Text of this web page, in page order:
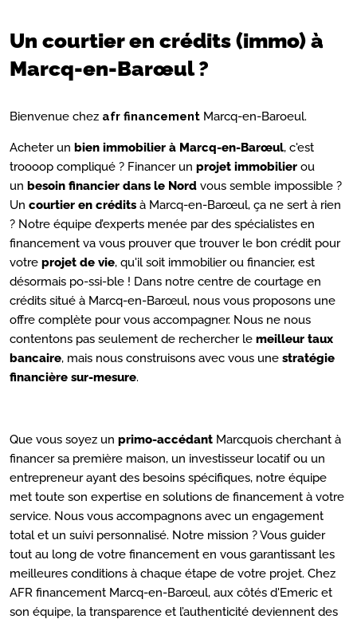
Un courtier en crédits (immo) à
Marcq-en-Barœul ?
Bienvenue chez afr financement Marcq-en-Baroeul.
Acheter un bien immobilier à Marcq-en-Barœul, c'est
troooop compliqué ? Financer un projet immobilier ou
un besoin financier dans le Nord vous semble impossible ?
Un courtier en crédits à Marcq-en-Barœul, ça ne sert à rien
? Notre équipe d’experts menée par des spécialistes en
financement va vous prouver que trouver le bon crédit pour
votre projet de vie, qu'il soit immobilier ou financier, est
désormais po-ssi-ble ! Dans notre centre de courtage en
crédits situé à Marcq-en-Barœul, nous vous proposons une
offre complète pour vous accompagner. Nous ne nous
contentons pas seulement de rechercher le meilleur taux
bancaire, mais nous construisons avec vous une stratégie
financière sur-mesure.
Que vous soyez un primo-accédant Marcquois cherchant à
financer sa première maison, un investisseur locatif ou un
entrepreneur ayant des besoins spécifiques, notre équipe
met toute son expertise en solutions de financement à votre
service. Nous vous accompagnons avec un engagement
total et un suivi personnalisé. Notre mission ? Vous guider
tout au long de votre financement en vous garantissant les
meilleures conditions à chaque étape de votre projet. Chez
AFR financement Marcq-en-Barœul, aux côtés d'Emeric et
son équipe, la transparence et l’authenticité deviennent des